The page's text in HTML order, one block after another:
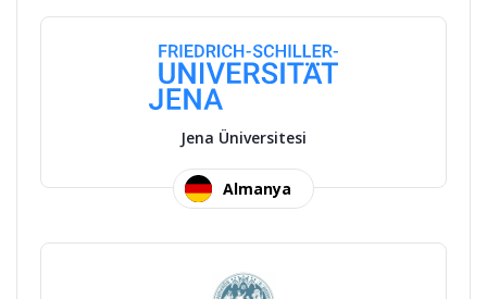
Jena Üniversitesi
Almanya